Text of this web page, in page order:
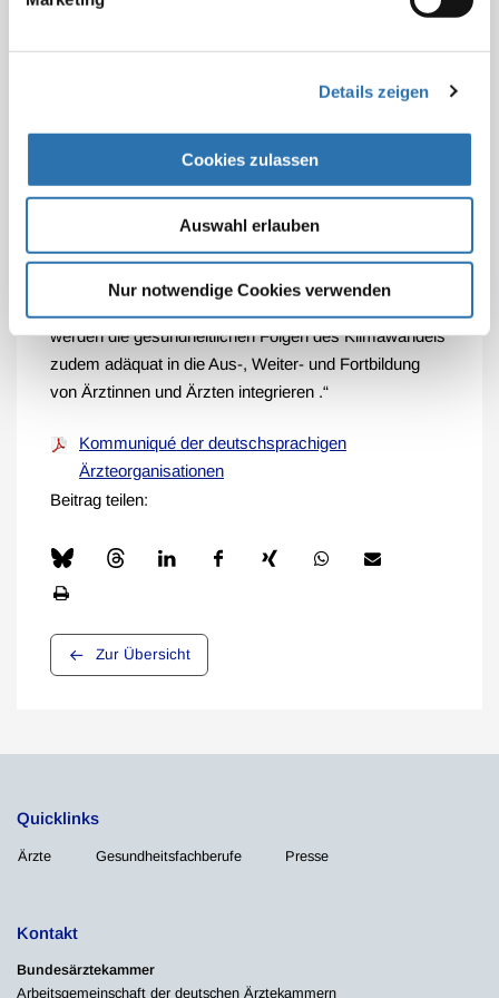
Details zeigen
Cookies zulassen
Auswahl erlauben
Nur notwendige Cookies verwenden
Verantwortlichen ein, uns auf diesem Weg zu
unterstützen. Der Gesundheitssektor selbst ist
Klimaschutz zu leisten, indem er das
Gesundheitssystem und damit auch die
Rahmenbedingungen für die ärztliche Tätigkeit
klimafreundlich gestaltet. Dazu müssen sowohl
ausreichende personelle als auch finanzielle
werden die gesundheitlichen Folgen des Klimawandels
zudem adäquat in die Aus-, Weiter- und Fortbildung
von Ärztinnen und Ärzten integrieren .“
Kommuniqué der deutschsprachigen
Ärzteorganisationen
Beitrag teilen:
Zur Übersicht
Quicklinks
Ärzte Gesundheitsfachberufe Presse
Kontakt
Bundesärztekammer
Arbeitsgemeinschaft der deutschen Ärztekammern